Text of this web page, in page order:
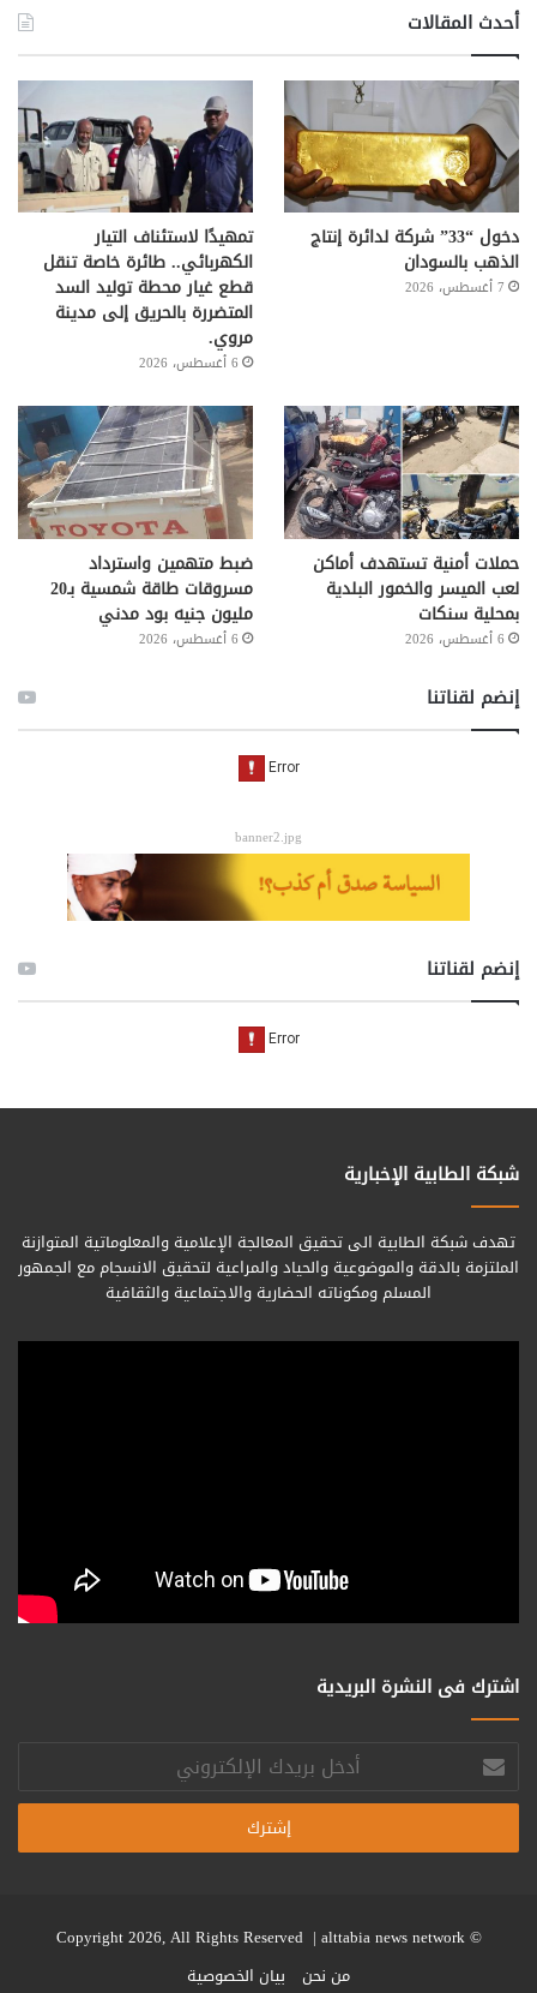
أحدث المقالات
دخول “33” شركة لدائرة إنتاج
الذهب بالسودان
7 أغسطس، 2026
تمهيدًا لاستئناف التيار
الكهربائي.. طائرة خاصة تنقل
قطع غيار محطة توليد السد
المتضررة بالحريق إلى مدينة
مروي.
6 أغسطس، 2026
حملات أمنية تستهدف أماكن
لعب الميسر والخمور البلدية
بمحلية سنكات
6 أغسطس، 2026
ضبط متهمين واسترداد
مسروقات طاقة شمسية بـ20
مليون جنيه بود مدني
6 أغسطس، 2026
إنضم لقناتنا
banner2.jpg
إنضم لقناتنا
شبكة الطابية الإخبارية
تهدف شبكة الطابية الى تحقيق المعالجة الإعلامية والمعلوماتية المتوازنة
الملتزمة بالدقة والموضوعية والحياد والمراعية لتحقيق الانسجام مع الجمهور
المسلم ومكوناته الحضارية والاجتماعية والثقافية
اشترك فى النشرة البريدية
أدخل
بريدك
الإلكتروني
© Copyright 2026, All Rights Reserved |
alttabia news network
من نحن
بيان الخصوصية